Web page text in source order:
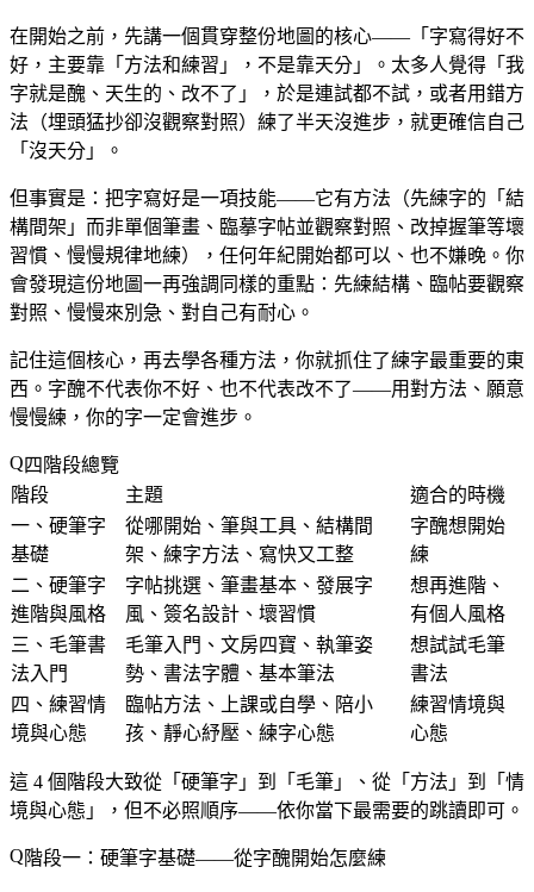
在開始之前，先講一個貫穿整份地圖的核心——「字寫得好不
好，主要靠「方法和練習」，不是靠天分」。太多人覺得「我
字就是醜、天生的、改不了」，於是連試都不試，或者用錯方
法（埋頭猛抄卻沒觀察對照）練了半天沒進步，就更確信自己
「沒天分」。
但事實是：把字寫好是一項技能——它有方法（先練字的「結
構間架」而非單個筆畫、臨摹字帖並觀察對照、改掉握筆等壞
習慣、慢慢規律地練），任何年紀開始都可以、也不嫌晚。你
會發現這份地圖一再強調同樣的重點：先練結構、臨帖要觀察
對照、慢慢來別急、對自己有耐心。
記住這個核心，再去學各種方法，你就抓住了練字最重要的東
西。字醜不代表你不好、也不代表改不了——用對方法、願意
慢慢練，你的字一定會進步。
四階段總覽
階段
主題
適合的時機
一、硬筆字
基礎
從哪開始、筆與工具、結構間
架、練字方法、寫快又工整
字醜想開始
練
二、硬筆字
進階與風格
字帖挑選、筆畫基本、發展字
風、簽名設計、壞習慣
想再進階、
有個人風格
三、毛筆書
法入門
毛筆入門、文房四寶、執筆姿
勢、書法字體、基本筆法
想試試毛筆
書法
四、練習情
境與心態
臨帖方法、上課或自學、陪小
孩、靜心紓壓、練字心態
練習情境與
心態
這 4 個階段大致從「硬筆字」到「毛筆」、從「方法」到「情
境與心態」，但不必照順序——依你當下最需要的跳讀即可。
階段一：硬筆字基礎——從字醜開始怎麼練